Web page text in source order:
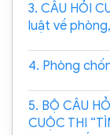
3. CÂU HỎI
luật về
4. Phòng
5. BỘ CÂU
CUỘC THI